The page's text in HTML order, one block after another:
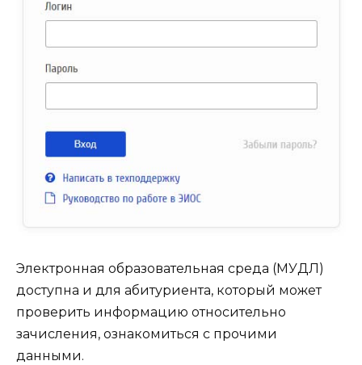
Электронная образовательная среда (МУДЛ)
доступна и для абитуриента, который может
проверить информацию относительно
зачисления, ознакомиться с прочими
данными.